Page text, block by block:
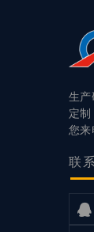
生产
定
您来
联系